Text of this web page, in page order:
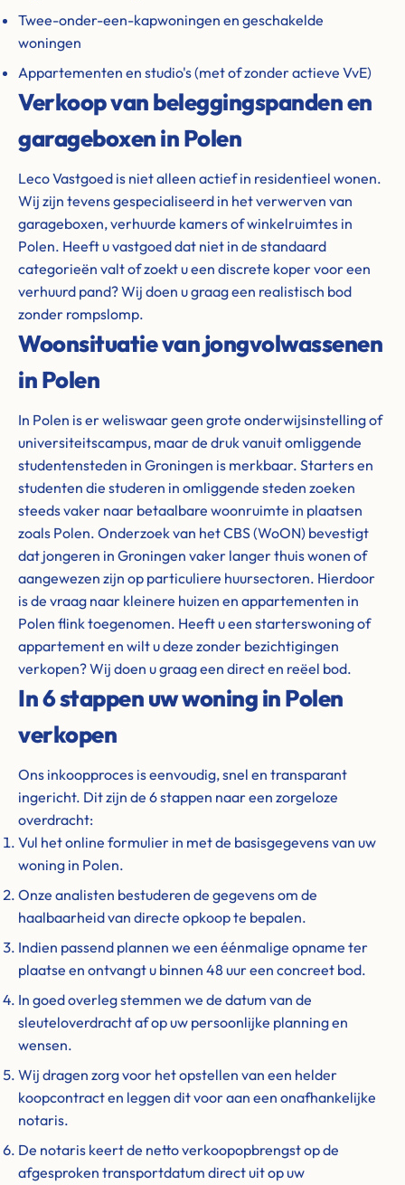
Twee-onder-een-kapwoningen en geschakelde
woningen
Appartementen en studio's (met of zonder actieve VvE)
Verkoop van beleggingspanden en
garageboxen in Polen
Leco Vastgoed is niet alleen actief in residentieel wonen.
Wij zijn tevens gespecialiseerd in het verwerven van
garageboxen, verhuurde kamers of winkelruimtes in
Polen. Heeft u vastgoed dat niet in de standaard
categorieën valt of zoekt u een discrete koper voor een
verhuurd pand? Wij doen u graag een realistisch bod
zonder rompslomp.
Woonsituatie van jongvolwassenen
in Polen
In Polen is er weliswaar geen grote onderwijsinstelling of
universiteitscampus, maar de druk vanuit omliggende
studentensteden in Groningen is merkbaar. Starters en
studenten die studeren in omliggende steden zoeken
steeds vaker naar betaalbare woonruimte in plaatsen
zoals Polen. Onderzoek van het CBS (WoON) bevestigt
dat jongeren in Groningen vaker langer thuis wonen of
aangewezen zijn op particuliere huursectoren. Hierdoor
is de vraag naar kleinere huizen en appartementen in
Polen flink toegenomen. Heeft u een starterswoning of
appartement en wilt u deze zonder bezichtigingen
verkopen? Wij doen u graag een direct en reëel bod.
In 6 stappen uw woning in Polen
verkopen
Ons inkoopproces is eenvoudig, snel en transparant
ingericht. Dit zijn de 6 stappen naar een zorgeloze
overdracht:
Vul het online formulier in met de basisgegevens van uw
woning in Polen.
Onze analisten bestuderen de gegevens om de
haalbaarheid van directe opkoop te bepalen.
Indien passend plannen we een éénmalige opname ter
plaatse en ontvangt u binnen 48 uur een concreet bod.
In goed overleg stemmen we de datum van de
sleuteloverdracht af op uw persoonlijke planning en
wensen.
Wij dragen zorg voor het opstellen van een helder
koopcontract en leggen dit voor aan een onafhankelijke
notaris.
De notaris keert de netto verkoopopbrengst op de
afgesproken transportdatum direct uit op uw